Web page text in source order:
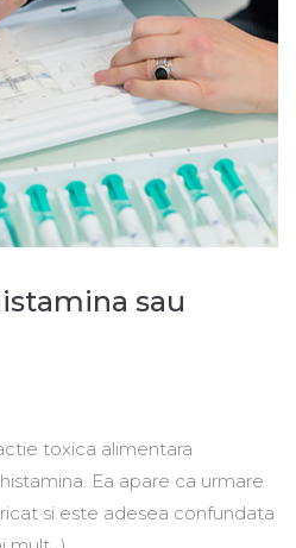
sau
toxica alimentara
Ea apare ca urmare
si este adesea confundata